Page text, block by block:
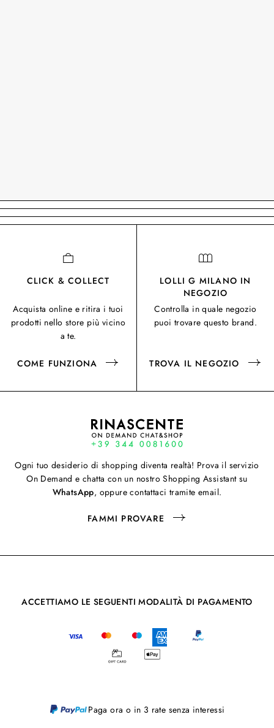
CLICK & COLLECT
Acquista online e ritira i tuoi
prodotti nello store più vicino
a te.
COME FUNZIONA
LOLLI G MILANO IN
NEGOZIO
Controlla in quale negozio
puoi trovare questo brand.
TROVA IL NEGOZIO
Ogni tuo desiderio di shopping diventa realtà! Prova il servizio
On Demand e chatta con un nostro Shopping Assistant su
WhatsApp, oppure contattaci tramite email.
FAMMI PROVARE
ACCETTIAMO LE SEGUENTI MODALITÀ DI PAGAMENTO
Paga ora o in 3 rate senza interessi